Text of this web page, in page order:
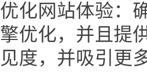
优化网站体验：
擎优化，并且提
见度，并吸引更